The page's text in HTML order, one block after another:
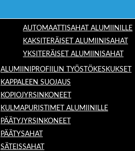
AUTOMAATTISAHAT ALUMIINILLE
KAKSITERÄISET ALUMIINISAHAT
YKSITERÄISET ALUMIINISAHAT
ALUMIINIPROFIILIN TYÖSTÖKESKUKSET
KAPPALEEN SUOJAUS
KOPIOJYRSINKONEET
KULMAPURISTIMET ALUMIINILLE
PÄÄTYJYRSINKONEET
PÄÄTYSAHAT
SÄTEISSAHAT